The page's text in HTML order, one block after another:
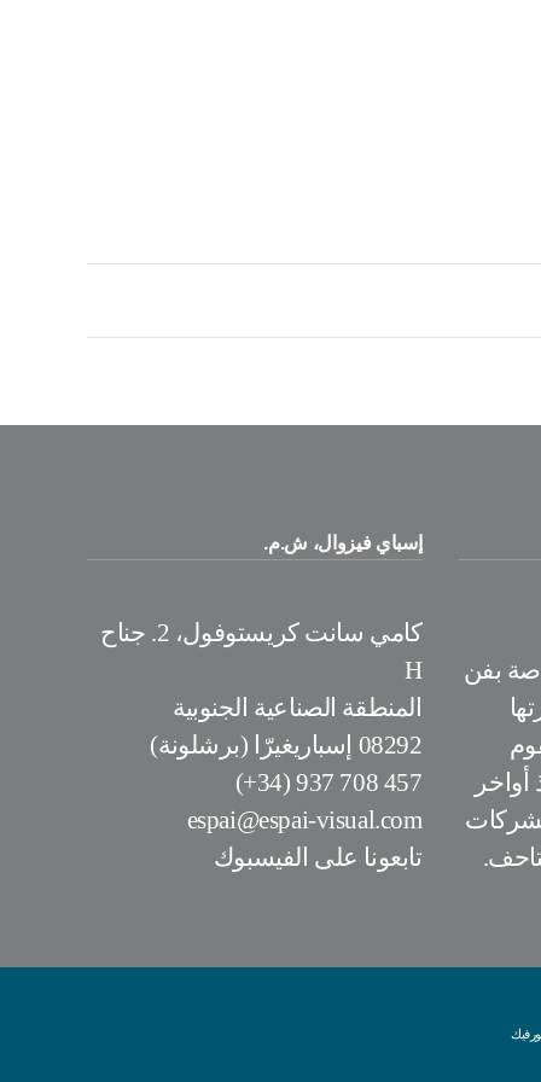
إسباي فيزوال، ش.م.
كامي سانت كريستوفول، 2. جناح
H
المنطقة الصناعية الجنوبية
08292 إسباريغيرّا (برشلونة)
457 708 937 (34+)
espai@espai-visual.com
تابعونا على الفيسبوك
بفن
ويقوم
أواخر